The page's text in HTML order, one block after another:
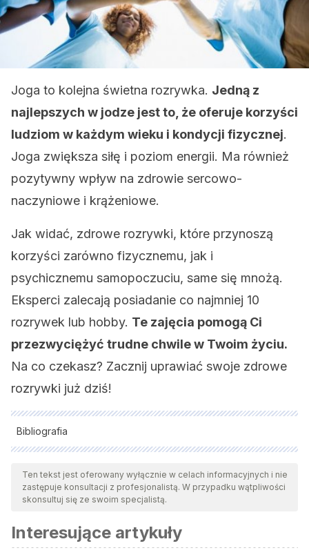
Joga to kolejna świetna rozrywka. Jedną z
najlepszych w jodze jest to, że oferuje korzyści
ludziom w każdym wieku i kondycji fizycznej.
Joga zwiększa siłę i poziom energii. Ma również
pozytywny wpływ na zdrowie sercowo-
naczyniowe i krążeniowe.
Jak widać, zdrowe rozrywki, które przynoszą
korzyści zarówno fizycznemu, jak i
psychicznemu samopoczuciu, same się mnożą.
Eksperci zalecają posiadanie co najmniej 10
rozrywek lub hobby. Te zajęcia pomogą Ci
przezwyciężyć trudne chwile w Twoim życiu.
Na co czekasz? Zacznij uprawiać swoje zdrowe
rozrywki już dziś!
Bibliografia
Wszystkie cytowane źródła zostały gruntownie
przeanalizowane przez nasz zespół w celu zapewnienia ich
jakości, wiarygodności, aktualności i ważności. Bibliografia
względem naukowym lub akademickim.
Hole, J., Hirsch, M., Ball, E., & Meads, C. (2015). Music as an
Ten tekst jest oferowany wyłącznie w celach informacyjnych i nie
zastępuje konsultacji z profesjonalistą. W przypadku wątpliwości
skonsultuj się ze swoim specjalistą.
Interesujące artykuły